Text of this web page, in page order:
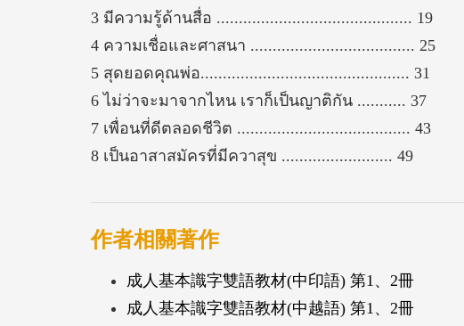
3 มีความรู้ด้านสื่อ ............................................ 19
4 ความเชื่อและศาสนา ..................................... 25
5 สุดยอดคุณพ่อ............................................... 31
6 ไม่ว่าจะมาจากไหน เราก็เป็นญาติกัน ........... 37
7 เพื่อนที่ดีตลอดชีวิต ....................................... 43
8 เป็นอาสาสมัครที่มีควาสุข ......................... 49
作者相關著作
成人基本識字雙語教材(中印語) 第1、2冊
成人基本識字雙語教材(中越語) 第1、2冊